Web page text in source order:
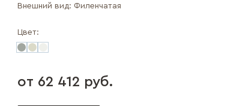
Внешний вид: Филенчатая
Цвет:
от 62 412 руб.